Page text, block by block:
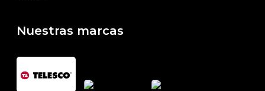
Nuestras marcas